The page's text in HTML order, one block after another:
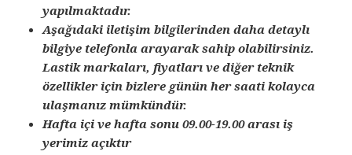
yapılmaktadır.
Aşağıdaki iletişim bilgilerinden daha detaylı
bilgiye telefonla arayarak sahip olabilirsiniz.
Lastik markaları, fiyatları ve diğer teknik
özellikler için bizlere günün her saati kolayca
ulaşmanız mümkündür.
Hafta içi ve hafta sonu 09.00-19.00 arası iş
yerimiz açıktır